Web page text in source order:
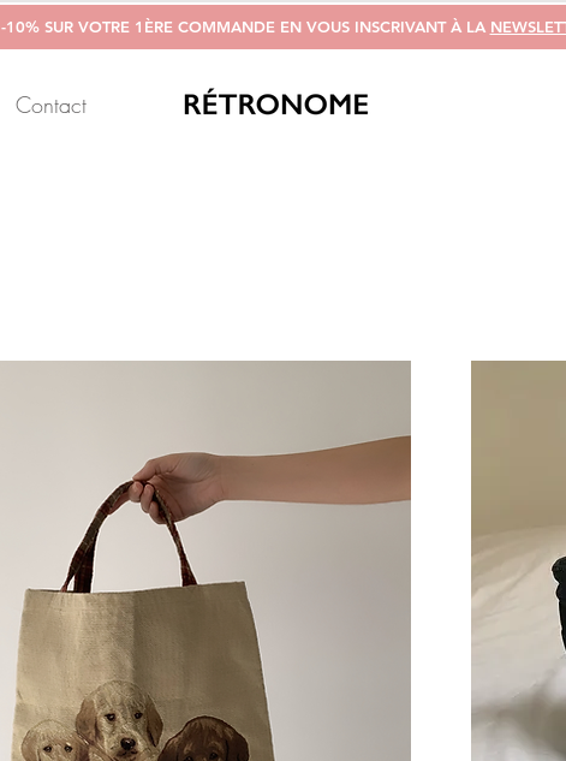
-10% SUR VOTRE 1ÈRE COMMANDE EN VOUS INSCRIVANT À LA
Contact